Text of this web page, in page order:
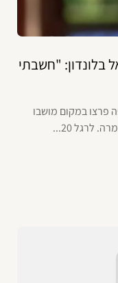
בלונדון: "חשבתי
ככתב חדשות 2 באירופה פרצו במקום מושבו
לרגל 20...